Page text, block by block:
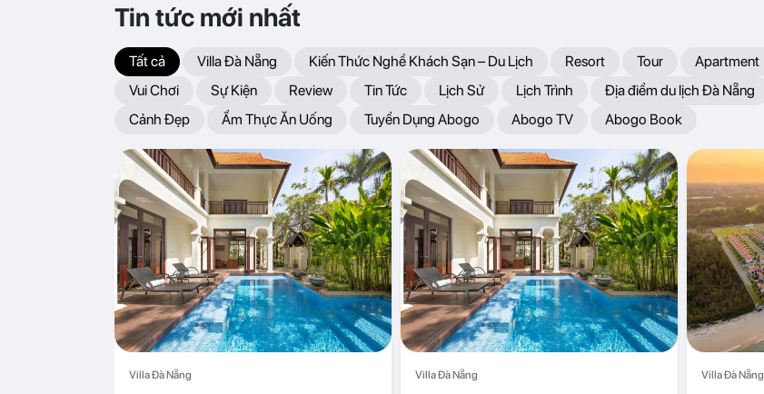
Tin tức mới nhất
Tất cả Villa Đà Nẵng Kiến Thức Nghề Khách Sạn – Du Lịch Resort Tour Apartment
Vui Chơi
Sự Kiện Review Tin Tức Lịch Sử Lịch Trình Địa điểm du lịch Đà Nẵng
Cảnh Đẹp
Ẩm Thực Ăn Uống Tuyển Dụng Abogo Abogo TV Abogo Book
Villa Đà Nẵng Villa Đà Nẵng Villa Đà Nẵng